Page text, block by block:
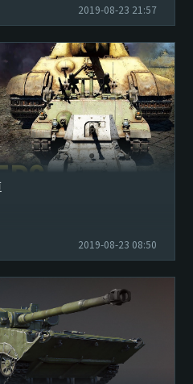
2560x1440
コプターであり、198...
2019-08-23 21:57
ランクから高ランクに位置す
ご紹介します。 軽装甲駆逐戦
た役割を果たす重装甲...
2019-08-23 08:50